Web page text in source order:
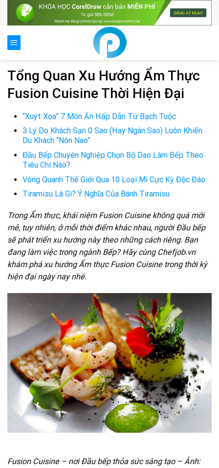
Tổng Quan Xu Hướng Ẩm Thực
Fusion Cuisine Thời Hiện Đại
“Xuýt Xoa” 7 Món Ăn Hấp Dẫn Từ Bạch Tuộc
3 Lý Do Khách Sạn 0 Sao (Hay Ngàn Sao) Luôn Khiến
Du Khách “Nôn Nao”
Đầu Bếp Chuyên Nghiệp Chọn Bộ Dao Làm Bếp Theo
Tiêu Chí Nào?
Vòng Quanh Thế Giới Qua 10 Loại Mì Cực Kỳ Độc Đáo
Tiramisu Là Gì? Ý Nghĩa Của Bánh Tiramisu
Trong Ẩm thực, khái niệm Fusion Cuisine không quá mới
mẻ, tuy nhiên, ở mỗi thời điểm khác nhau, người Đầu bếp
sẽ phát triển xu hướng này theo những cách riêng. Bạn
đang làm việc trong ngành Bếp? Hãy cùng Chefjob.vn
khám phá xu hướng Ẩm thực Fusion Cuisine trong thời kỳ
hiện đại ngày nay nhé.
Fusion Cuisine – nơi Đầu bếp thỏa sức sáng tạo – Ảnh: